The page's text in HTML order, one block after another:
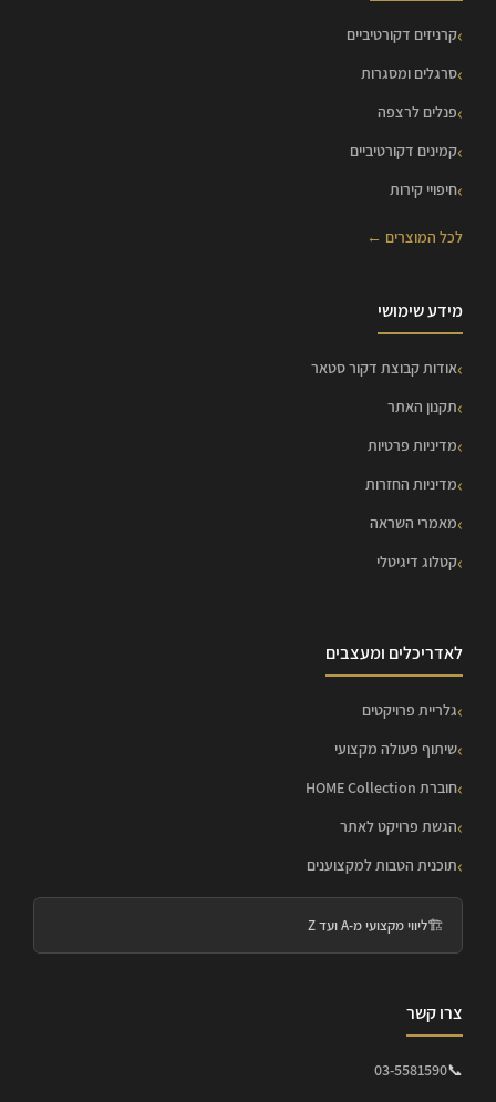
קרניזים דקורטיביים
סרגלים ומסגרות
פנלים לרצפה
קמינים דקורטיביים
חיפויי קירות
לכל המוצרים ←
מידע שימושי
אודות קבוצת דקור סטאר
תקנון האתר
מדיניות פרטיות
מדיניות החזרות
מאמרי השראה
קטלוג דיגיטלי
לאדריכלים ומעצבים
גלריית פרויקטים
שיתוף פעולה מקצועי
חוברת HOME Collection
הגשת פרויקט לאתר
תוכנית הטבות למקצוענים
🏗️ליווי מקצועי מ-A ועד Z
צרו קשר
📞
03-5581590